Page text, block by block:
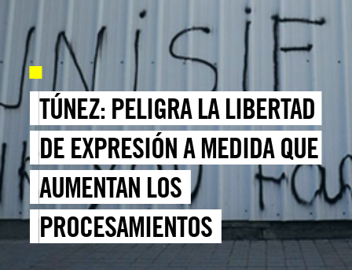
TÚNEZ: PELIGRA LA LIBERTAD
DE EXPRESIÓN A MEDIDA QUE
AUMENTAN LOS
PROCESAMIENTOS